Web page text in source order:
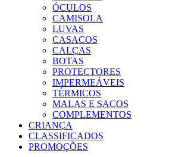
ÓCULOS
CAMISOLA
LUVAS
CASACOS
CALÇAS
BOTAS
PROTECTORES
IMPERMEÁVEIS
TÉRMICOS
MALAS E SACOS
COMPLEMENTOS
CRIANÇA
CLASSIFICADOS
PROMOÇÕES